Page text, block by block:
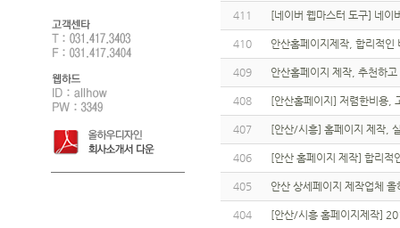
411 [네이버 웹마스터 도구] 네이
410 안산홈페이지제작, 합리적
409 안산홈페이지 제작, 추천하
408 [안산홈페이지] 저렴한비용,
407 [안산/시흥] 홈페이지 제작,
406 [안산 홈페이지 제작] 합리적
405 안산 상세페이지 제작업체
404 [안산/시흥 홈페이지제작]